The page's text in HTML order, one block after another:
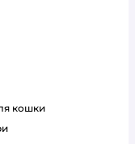
кошки